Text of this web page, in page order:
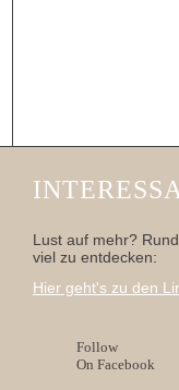
Lust auf mehr?
viel zu entdecken:
Hier geht's zu den
Follow
On Facebook